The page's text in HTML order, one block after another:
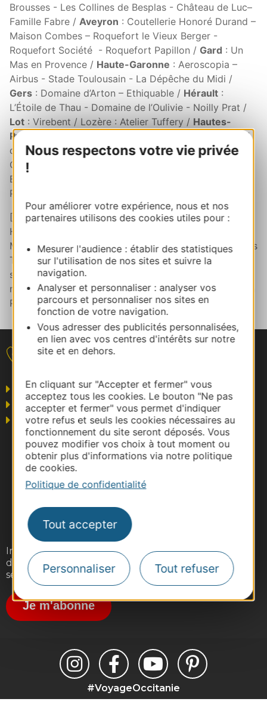
Nous respectons votre vie privée
!
Pour améliorer votre expérience, nous et nos
partenaires utilisons des cookies utiles pour :
Mesurer l'audience : établir des statistiques
sur l'utilisation de nos sites et suivre la
navigation.
Analyser et personnaliser : analyser vos
parcours et personnaliser nos sites en
fonction de votre navigation.
Vous adresser des publicités personnalisées,
en lien avec vos centres d'intérêts sur notre
site et en dehors.
En cliquant sur "Accepter et fermer" vous
acceptez tous les cookies. Le bouton "Ne pas
accepter et fermer" vous permet d'indiquer
votre refus et seuls les cookies nécessaires au
fonctionnement du site seront déposés. Vous
pouvez modifier vos choix à tout moment ou
obtenir plus d'informations via notre politique
de cookies.
Politique de confidentialité
Tout accepter
Personnaliser Tout refuser
Brousses - Les Collines de Besplas - Château de Luc–
Famille Fabre / Aveyron : Coutellerie Honoré Durand –
Maison Combes – Roquefort le Vieux Berger -
Roquefort Société - Roquefort Papillon / Gard : Un
Mas en Provence / Haute-Garonne : Aeroscopia –
Airbus - Stade Toulousain - La Dépêche du Midi /
Gers : Domaine d’Arton – Ethiquable / Hérault :
L’Étoile de Thau - Domaine de l’Oulivie - Noilly Prat /
Lot : Virebent / Lozère : Atelier Tuffery / Hautes-
Pyrénées
: Centrale EDF de Pragnère - Centrale EDF
de Campan /Pyrénées-Orientales: Chocolaterie
Cémoi - Anchois Roque - Céramique Sant Vicens -
Bijouterie Calvet - Manufacture Henri Privat /
Poteries d’Albi - Salaisons Oberti.
[2] 1- Les salins du Midi 2- (ex-aequo) La coutellerie
Honoré Durand et l’Oulibo - 4- La coopérative Jeune
Montagne – 5- Société Byrrh – 6- Airbus – 7- Terre des
Templiers (Banyuls) – 8- EDF (pour l’ensemble des
sites régionaux) – 9- Noilly Prat – 10- (ex-aequo) Le
moulin d’Uzès – Tuffery – L’étoile de Thau – Un Mas en
Provence
Nous contacter
Grand public
Business/Mice
Pros du tourisme
Inscrivez-vous gratuitement à notre lettre
d'information pour recevoir nos suggestions de
séjours, de visites et de sorties.
Je m'abonne
#VoyageOccitanie